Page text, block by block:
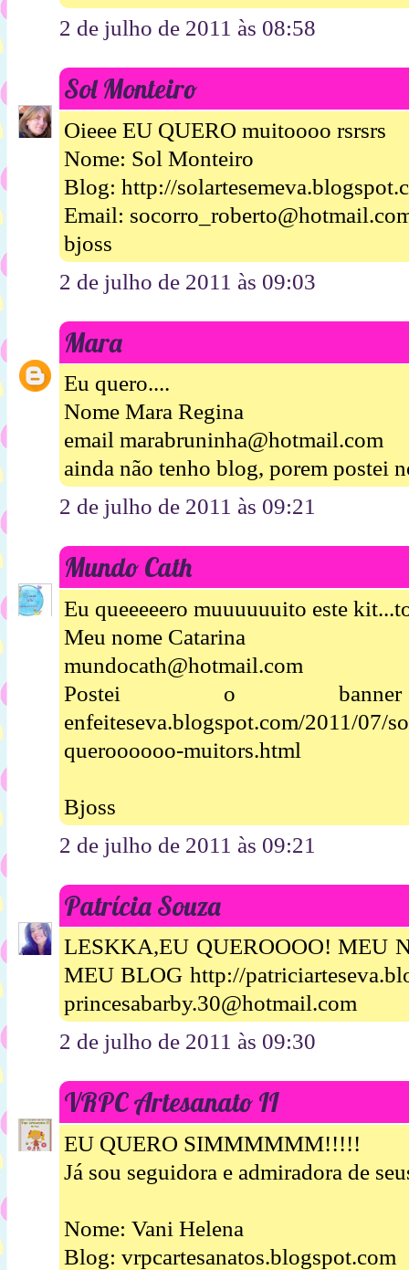
2 de julho de 2011 às 08:58
Sol Monteiro
Oieee EU QUERO muitoooo rsrsrs
Nome: Sol Monteiro
Blog: http://
Email:
bjoss
2 de julho de 2011 às 09:03
Mara
Eu quero....
Nome Mara Regina
email marabruninha@hotmail.com
ainda não tenho blog, porem postei
2 de julho de 2011 às 09:21
Mundo Cath
Eu queeeeero muuuuuuito este
Meu nome Catarina
mundocath@hotmail.com
Postei o banner
enfeiteseva.blogspot.com/2011/07/
queroooooo-muitors.html
Bjoss
2 de julho de 2011 às 09:21
Patrícia Souza
LESKKA,EU QUEROOOO! MEU
MEU BLOG http://
princesabarby.30@hotmail.com
2 de julho de 2011 às 09:30
VRPC Artesanato II
EU QUERO SIMMMMMM!!!!!
Já sou seguidora e admiradora de
Nome: Vani Helena
Blog: vrpcartesanatos.blogspot.com